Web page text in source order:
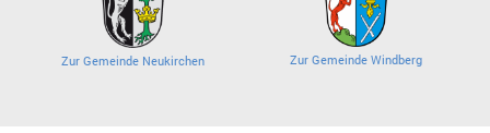
Zur Gemeinde Neukirchen Zur Gemeinde Windberg